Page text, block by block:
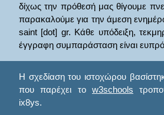
δίχως την πρόθεσή μας θίγουμε
παρακαλούμε για την άμεση
saint [dot] gr. Κάθε υπόδειξη,
έγγραφη συμπαράσταση είναι
Η σχεδίαση του ιστοχώρου
που παρέχει το w3schools
ix8ys.